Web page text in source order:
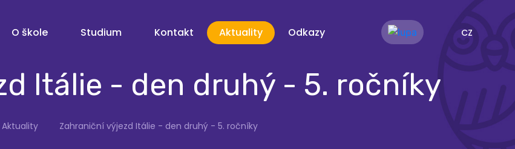
CZ
O škole Studium Kontakt Aktuality Odkazy
Itálie - den druhý - 5. ročníky
Aktuality Zahraniční výjezd Itálie - den druhý - 5. ročníky